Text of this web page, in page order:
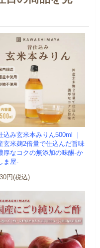
込み玄米本みりん500ml ｜
玄米麹2倍量で仕込んだ旨味
厚なコクの無添加の味醂-か
ま屋-
円(税込)